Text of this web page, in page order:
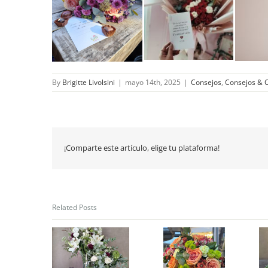
By Brigitte Livolsini | mayo 14th, 2025 | Consejos, Consejos &
¡Comparte este artículo, elige tu plataforma!
Related Posts